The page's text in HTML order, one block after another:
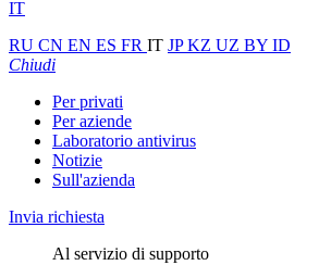
IT
RU CN EN ES FR IT JPKZ UZ BY ID
Chiudi
Per privati
Per aziende
Laboratorio antivirus
Notizie
Sull'azienda
Invia richiesta
Al servizio di supporto